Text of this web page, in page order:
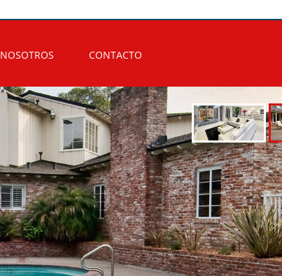
NOSOTROS CONTACTO